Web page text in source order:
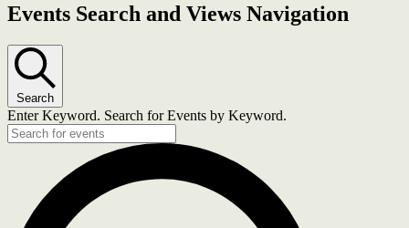
Events Search and Views Navigation
Search
Enter Keyword. Search for Events by Keyword.